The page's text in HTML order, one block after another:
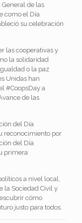
de las
como el Día
su celebración
las cooperativas y
la solidaridad
o la paz
Unidas han
#CoopsDay a
de las
del Día
reconocimiento por
del Día
primera
a nivel local,
la Sociedad Civil y
cómo
justo para todos.